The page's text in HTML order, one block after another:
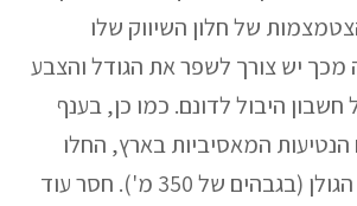
של חלון השיווק שלו
מכך יש צורך לשפר את הגודל והצבע
היבול לדונם. כמו כן, בענף
המאסיביות בארץ, החלו
נטיעות גם בדרום הגולן (בגבהים של 350 מ'). חסר עוד